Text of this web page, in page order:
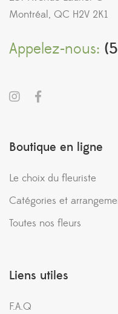
Montréal, QC H2V 2K1
Appelez-nous:
Boutique en ligne
Le choix du fleuriste
Catégories et
Toutes nos fleurs
Liens utiles
F.A.Q